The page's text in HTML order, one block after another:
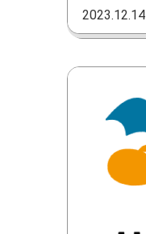
2023.12.14